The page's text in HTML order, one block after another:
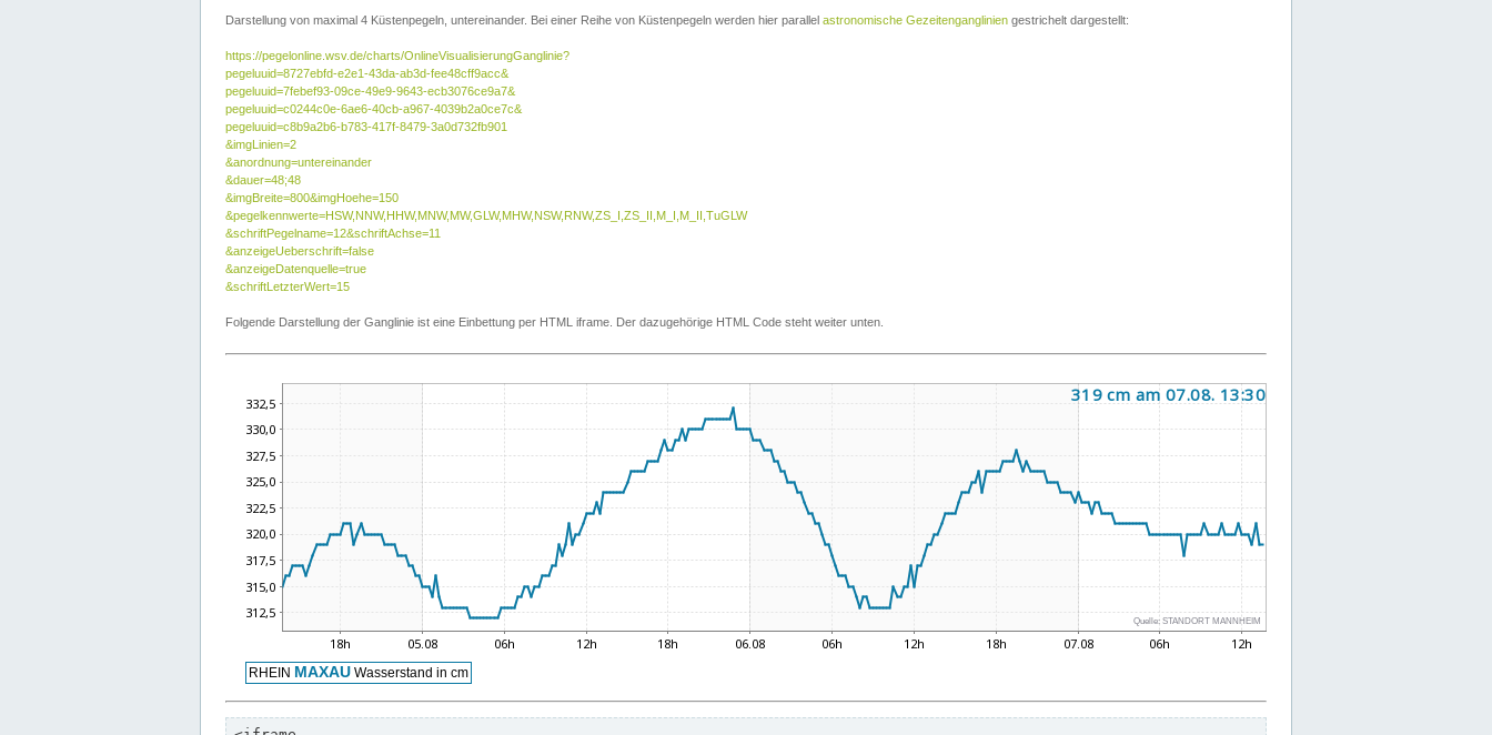
Darstellung von maximal 4 Küstenpegeln, untereinander. Bei einer Reihe von Küstenpegeln werden hier parallel astronomische Gezeitenganglinien gestrichelt dargestellt:
https://pegelonline.wsv.de/charts/OnlineVisualisierungGanglinie?
pegeluuid=8727ebfd-e2e1-43da-ab3d-fee48cff9acc&
pegeluuid=7febef93-09ce-49e9-9643-ecb3076ce9a7&
pegeluuid=c0244c0e-6ae6-40cb-a967-4039b2a0ce7c&
pegeluuid=c8b9a2b6-b783-417f-8479-3a0d732fb901
&imgLinien=2
&anordnung=untereinander
&dauer=48;48
&imgBreite=800&imgHoehe=150
&pegelkennwerte=HSW,NNW,HHW,MNW,MW,GLW,MHW,NSW,RNW,ZS_I,ZS_II,M_I,M_II,TuGLW
&schriftPegelname=12&schriftAchse=11
&anzeigeUeberschrift=false
&anzeigeDatenquelle=true
&schriftLetzterWert=15
Folgende Darstellung der Ganglinie ist eine Einbettung per HTML iframe. Der dazugehörige HTML Code steht weiter unten.